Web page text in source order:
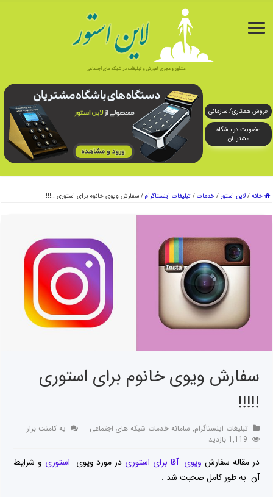
فروش همکاری/ سازمانی
عضویت در باشگاه
مشتریان
خانه / لاین استور / خدمات / تبلیغات اینستاگرام / سفارش ویوی خانوم برای استوری !!!!!
سفارش ویوی خانوم برای استوری
!!!!!
تبلیغات اینستاگرام, سامانه خدمات شبکه های اجتماعی
یه کامنت بزار
1,119 بازدید
در مقاله سفارشویوی آقا برای استوری در مورد ویوی استوری و شرایط
آن به طور کامل صحبت شد .